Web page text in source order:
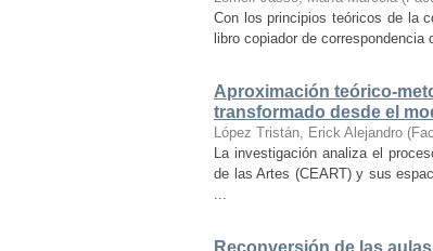
Con los principios teóricos de la
libro copiador de
Aproximación teórico-
transformado desde el
López Tristán, Erick Alejandro (
La investigación analiza el
de las Artes (CEART) y sus
...
Reconversión de las